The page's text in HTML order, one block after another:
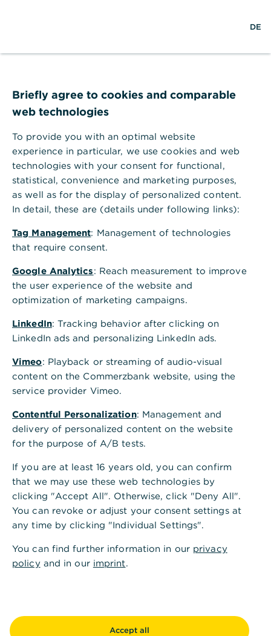
Firmenkundenportal & Corporate Banking App
Wie aktiviere ich die erweiterte Postfachansicht im Postfach?
Wie aktiviere ich die erweiterte
Postfachansicht im Postfach?
Wenn Sie die Zusatzberechtigung "Berechtigung
zur Ansicht der Dokumente im elektronischen
Postfach" haben, ist die Ansicht beim Aufruf des
Postfaches direkt aktiviert. Diese Einstellung kann
jederzeit über "Einstellungen – Erweiterte
Postfachansicht" aufgerufen und dort aktiviert
oder deaktiviert werden. Die erweiterte
Postfachansicht steht nur gesetzlichen Vertretern
sowie Personen mit der "Berechtigung zur Ansicht
der Dokumente im elektronischen Postfach" zur
Verfügung, alle anderen haben diese Möglichkeit
Ist diese Information hilfreich?
Ja
Andere fragten auch:
DE
Briefly agree to cookies and comparable
web technologies
To provide you with an optimal website
experience in particular, we use cookies and web
technologies with your consent for functional,
statistical, convenience and marketing purposes,
as well as for the display of personalized content.
In detail, these are (details under following links):
Tag Management: Management of technologies
that require consent.
Google Analytics: Reach measurement to improve
the user experience of the website and
optimization of marketing campaigns.
LinkedIn: Tracking behavior after clicking on
LinkedIn ads and personalizing LinkedIn ads.
Vimeo: Playback or streaming of audio-visual
content on the Commerzbank website, using the
service provider Vimeo.
Contentful Personalization: Management and
delivery of personalized content on the website
for the purpose of A/B tests.
If you are at least 16 years old, you can confirm
that we may use these web technologies by
clicking "Accept All". Otherwise, click "Deny All".
You can revoke or adjust your consent settings at
any time by clicking "Individual Settings".
You can find further information in our privacy
policyand in our imprint.
Accept all